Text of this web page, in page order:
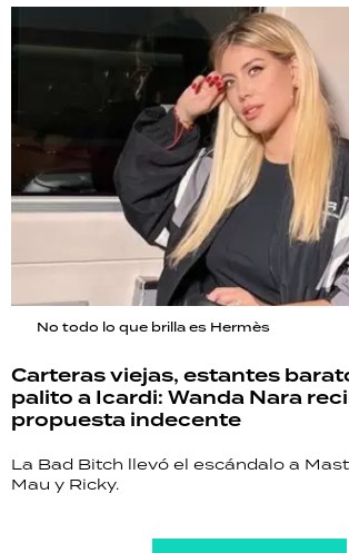
No todo lo que brilla es Hermès
Carteras viejas, estantes
palito a Icardi: Wanda Nara
propuesta indecente
La Bad Bitch llevó el escándalo a
Mau y Ricky.